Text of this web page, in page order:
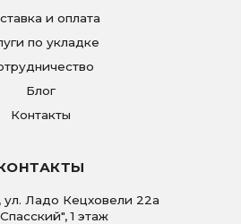
и оплата
по укладке
Блог
Контакты
ул. Ладо Кецховели 22а
1 этаж